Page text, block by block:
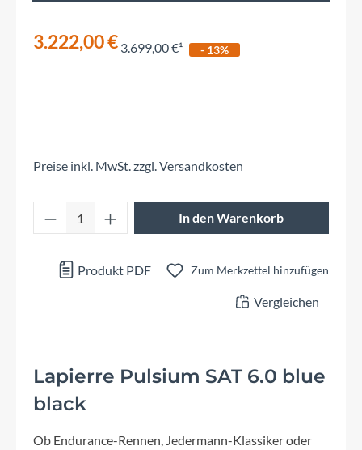
3.222,00 €3.699,00 € - 13%
Preise inkl. MwSt. zzgl. Versandkosten
Produkt Anzahl: Gib den gewünschten
In den Warenkorb
Produkt PDF Zum Merkzettel hinzufügen
Vergleichen
Lapierre Pulsium SAT 6.0 blue
black
Ob Endurance-Rennen, Jedermann-Klassiker oder